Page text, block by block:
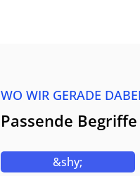
WO WIR GERADE
Passende
&shy;